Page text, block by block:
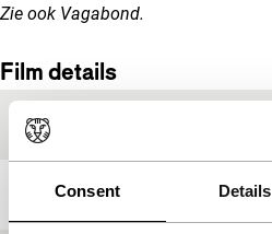
Consent Details
Zie ook Vagabond.
Film details
Productieland
Jaar